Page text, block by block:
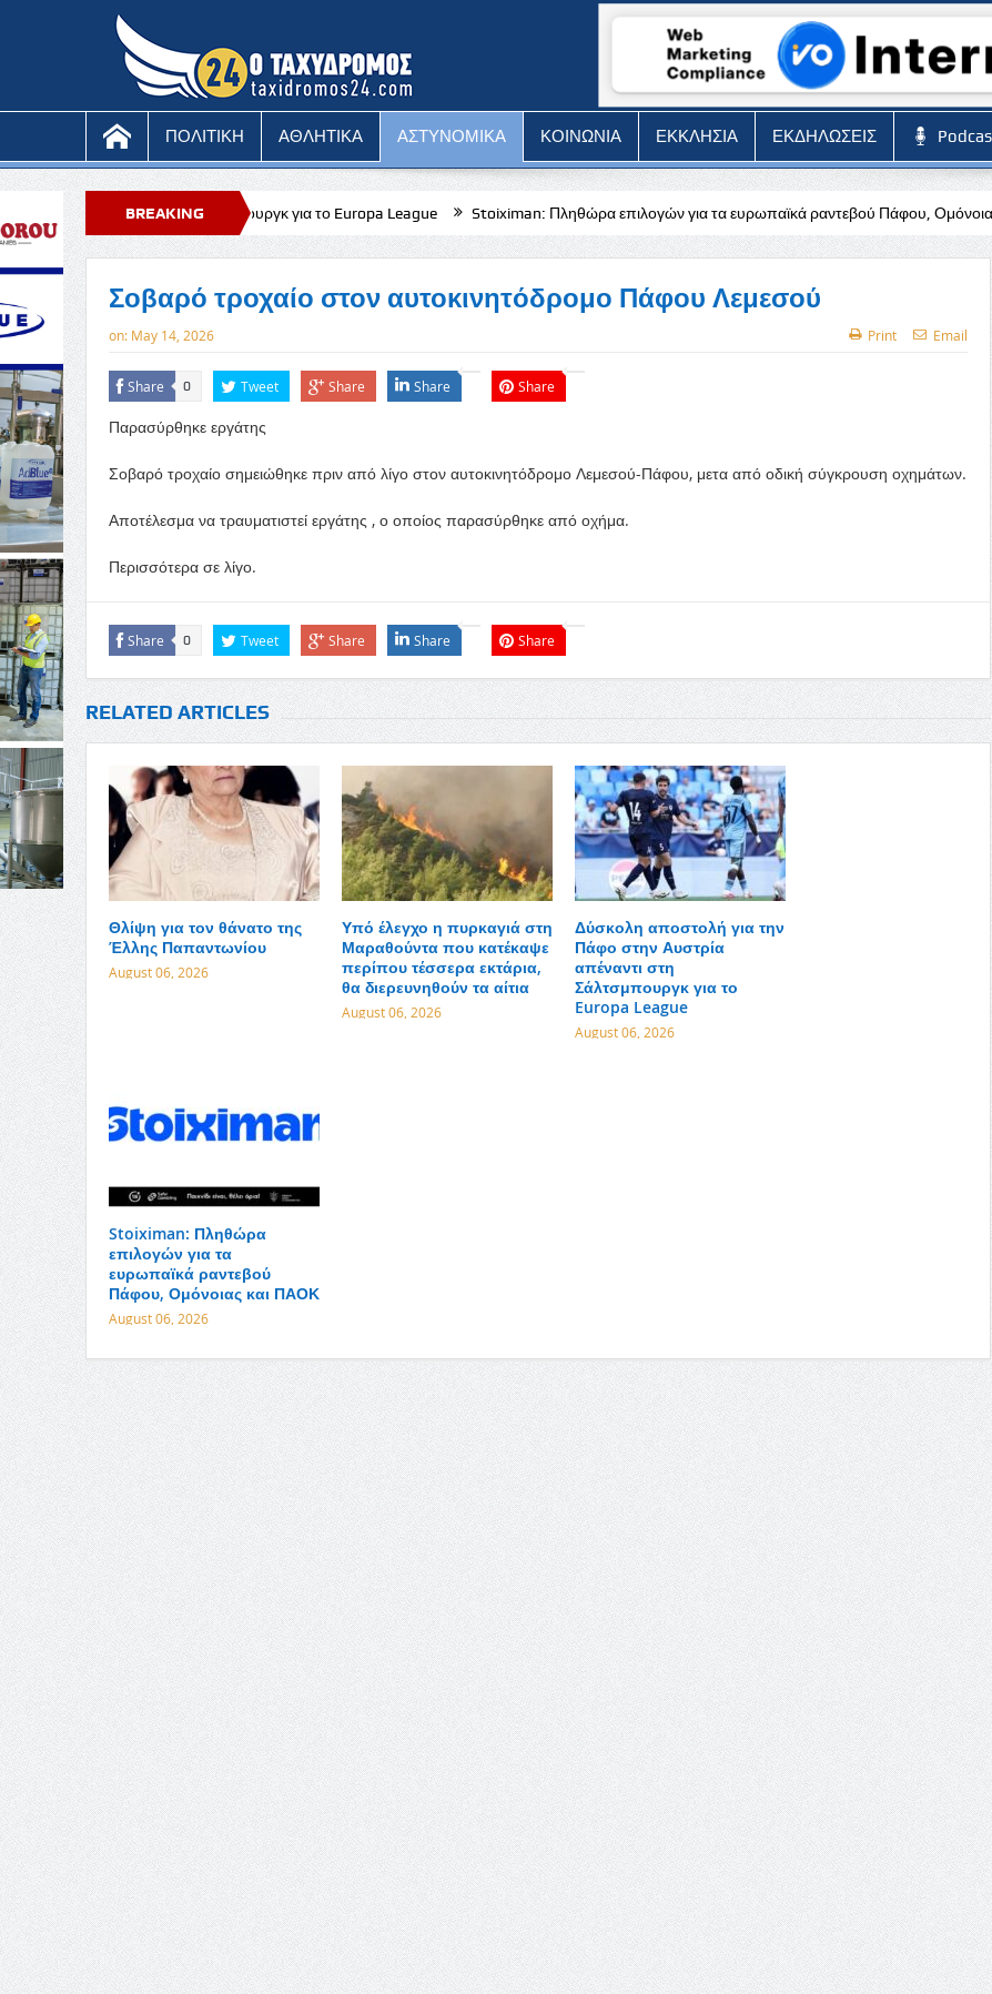
ΠΟΛΙΤΙΚΗ ΑΘΛΗΤΙΚΑ ΑΣΤΥΝΟΜΙΚΑ ΚΟΙΝΩΝΙΑ ΕΚΚΛΗΣΙΑ ΕΚΔΗΛΩΣΕΙΣ
BREAKING
NEWS
στη Σάλτσμπουργκ για το Europa League Stoiximan: Πληθώρα επιλογών για τα ευρωπαϊκά ραντεβού Πάφου, Ομόνοιας και ΠΑΟΚ
Σοβαρό τροχαίο στον αυτοκινητόδρομο Πάφου Λεμεσού
on: May 14, 2026 Print Email
Share 0 Tweet Share Share Share
Παρασύρθηκε εργάτης
Σοβαρό τροχαίο σημειώθηκε πριν από λίγο στον αυτοκινητόδρομο Λεμεσού-Πάφου, μετα από οδική σύγκρουση οχημάτων.
Αποτέλεσμα να τραυματιστεί εργάτης , ο οποίος παρασύρθηκε από οχήμα.
Περισσότερα σε λίγο.
Share 0 Tweet Share Share Share
RELATED ARTICLES
Θλίψη για τον θάνατο της
Έλλης Παπαντωνίου
August 06, 2026
Υπό έλεγχο η πυρκαγιά στη
Μαραθούντα που κατέκαψε
περίπου τέσσερα εκτάρια,
θα διερευνηθούν τα αίτια
August 06, 2026
Δύσκολη αποστολή για την
Πάφο στην Αυστρία
απέναντι στη
Σάλτσμπουργκ για το
Europa League
August 06, 2026
Stoiximan: Πληθώρα
επιλογών για τα
ευρωπαϊκά ραντεβού
Πάφου, Ομόνοιας και ΠΑΟΚ
August 06, 2026